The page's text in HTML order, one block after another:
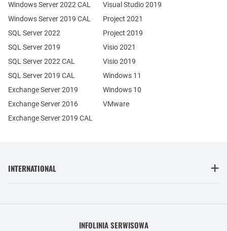
Exchange Server 2019
Exchange Server 2016
SQL Server 2022
SQL Server 2019
Windows Server 2022 CAL
Windows Server 2019 CAL
SQL Server 2022 CAL
SQL Server 2019 CAL
Exchange Server 2019 CAL
Visual Studio 2019
Project 2021
Project 2019
Visio 2021
Visio 2019
Windows 11
Windows 10
VMware
INTERNATIONAL
INFOLINIA SERWISOWA